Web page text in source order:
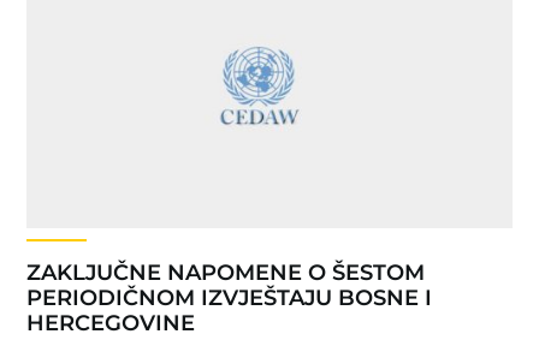
ZAKLJUČNE NAPOMENE O ŠESTOM
PERIODIČNOM IZVJEŠTAJU BOSNE I
HERCEGOVINE